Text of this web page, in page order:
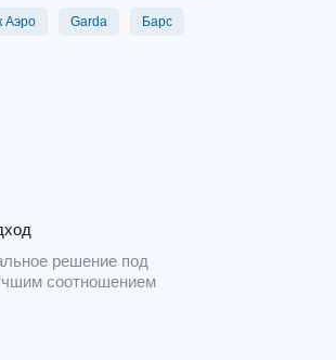
Аэро Garda Барс
решение под
соотношением